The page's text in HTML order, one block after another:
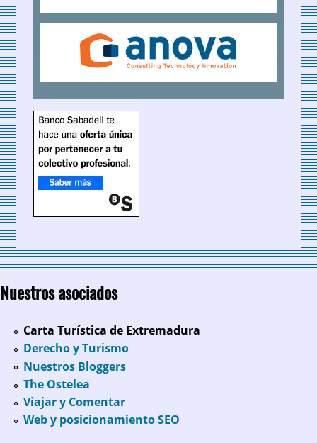
Nuestros asociados
Carta Turística de Extremadura
Derecho y Turismo
Nuestros Bloggers
The Ostelea
Viajar y Comentar
Web y posicionamiento SEO